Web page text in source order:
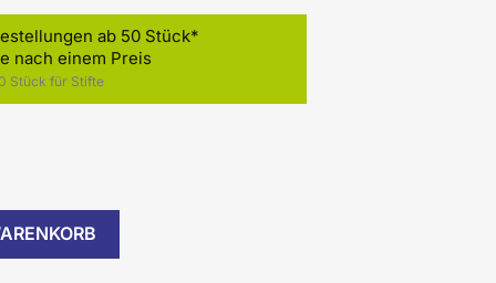
ab 50 Stück*
nach einem Preis
Stück für Stifte